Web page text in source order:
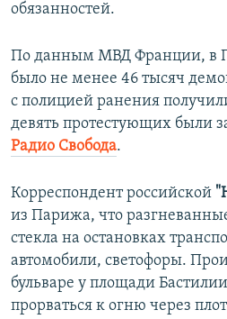
обязанностей.
По данным МВД Франции, в
было не менее 46 тысяч
с полицией ранения
девять протестующих были
Радио Свобода.
Корреспондент российской
из Парижа, что
стекла на остановках
автомобили, светофоры.
бульваре у площади
прорваться к огню через